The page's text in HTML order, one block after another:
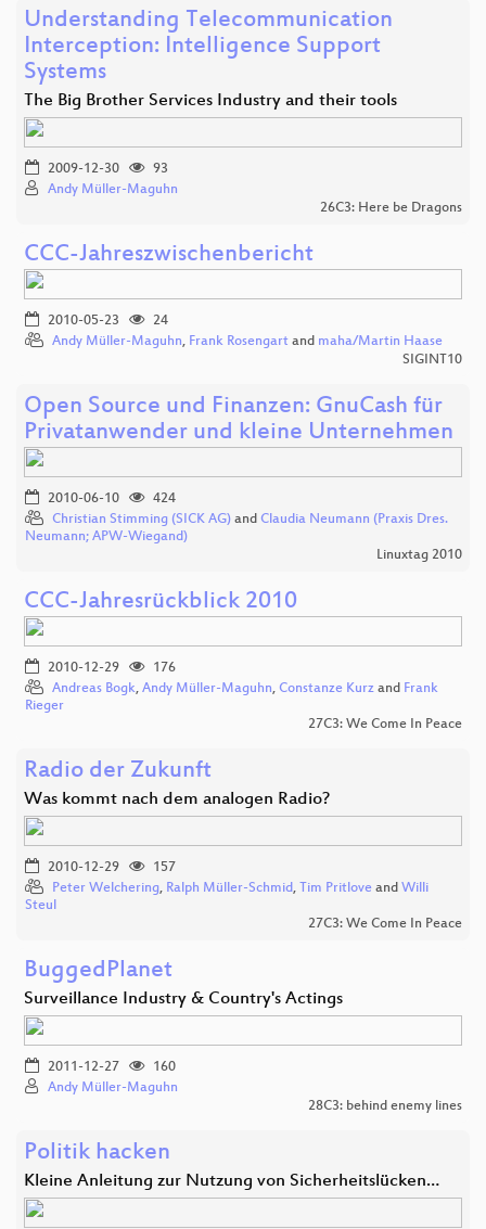
Understanding Telecommunication
Interception: Intelligence Support
Systems
The Big Brother Services Industry and their tools
2009-12-30
93
Andy Müller-Maguhn
26C3: Here be Dragons
CCC-Jahreszwischenbericht
2010-05-23
24
Andy Müller-Maguhn, Frank Rosengart and maha/Martin Haase
SIGINT10
Open Source und Finanzen: GnuCash für
Privatanwender und kleine Unternehmen
2010-06-10
424
Christian Stimming (SICK AG) and Claudia Neumann (Praxis Dres.
Neumann; APW-Wiegand)
Linuxtag 2010
CCC-Jahresrückblick 2010
2010-12-29
176
Andreas Bogk, Andy Müller-Maguhn, Constanze Kurz and Frank
Rieger
27C3: We Come In Peace
Radio der Zukunft
Was kommt nach dem analogen Radio?
2010-12-29
157
Peter Welchering, Ralph Müller-Schmid, Tim Pritlove and Willi
Steul
27C3: We Come In Peace
BuggedPlanet
Surveillance Industry & Country's Actings
2011-12-27
160
Andy Müller-Maguhn
28C3: behind enemy lines
Politik hacken
Kleine Anleitung zur Nutzung von Sicherheitslücken…